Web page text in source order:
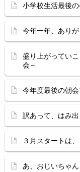
小学校生活最後
今年一年、ありが
盛り上がっ
会～
今年度最後の朝会
訳あって、はみ
３月スタートは
あ、おじいちゃん